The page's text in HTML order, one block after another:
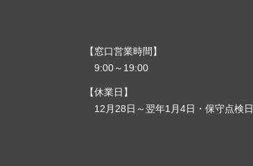
窓口営業時間
9:00～19:00
休業日
12月28日～翌年1月4日・保守点検日